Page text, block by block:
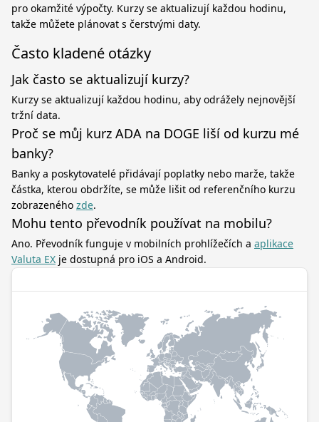
pro okamžité výpočty. Kurzy se aktualizují každou hodinu,
takže můžete plánovat s čerstvými daty.
Často kladené otázky
Jak často se aktualizují kurzy?
Kurzy se aktualizují každou hodinu, aby odrážely nejnovější
tržní data.
Proč se můj kurz ADA na DOGE liší od kurzu mé
banky?
Banky a poskytovatelé přidávají poplatky nebo marže, takže
částka, kterou obdržíte, se může lišit od referenčního kurzu
zobrazeného zde.
Mohu tento převodník používat na mobilu?
Ano. Převodník funguje v mobilních prohlížečích a aplikace
Valuta EX je dostupná pro iOS a Android.